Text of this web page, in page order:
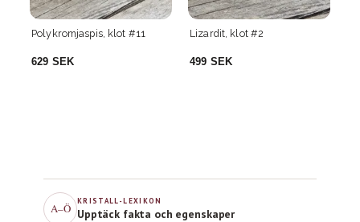
A–Ö
KRISTALL-LEXIKON
Upptäck fakta och egenskaper
Lizardit, klot #2
499 SEK
Lizardit, klot #3
499 SEK